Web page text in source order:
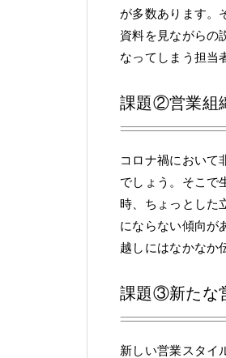
が多数あります。
資料を見ながらの
なってしまう担当
課題②営業組
コロナ禍において
でしょう。そこで
時、ちょっとした
にならない傾向が
越しにはなかなか
課題③新たな
新しい営業スタイ